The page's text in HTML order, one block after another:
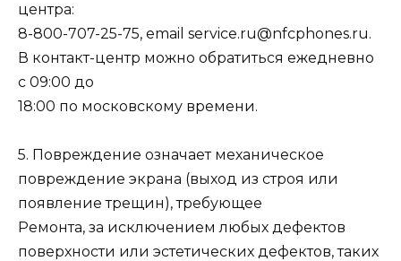
центра:
8-800-707-25-75, email service.ru@nfcphones.ru.
В контакт-центр можно обратиться ежедневно
с 09:00 до
18:00 по московскому времени.
5. Повреждение означает механическое
повреждение экрана (выход из строя или
появление трещин), требующее
Ремонта, за исключением любых дефектов
поверхности или эстетических дефектов, таких